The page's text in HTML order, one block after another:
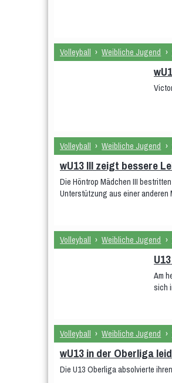
Volleyball › Weibliche Jugend ›
Volleyball › Weibliche Jugend ›
wU13 III zeigt bessere
Die Höntrop Mädchen III
Unterstützung aus einer anderen
Volleyball › Weibliche Jugend ›
Am
sich
Volleyball › Weibliche Jugend ›
wU13 in der Oberliga
Die U13 Oberliga absolvierte